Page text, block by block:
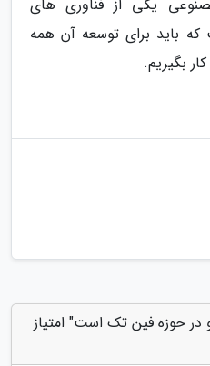
یکی از فناوری های
که باید برای توسعه آن همه
بگیریم.
در حوزه فین تک است" امتیاز